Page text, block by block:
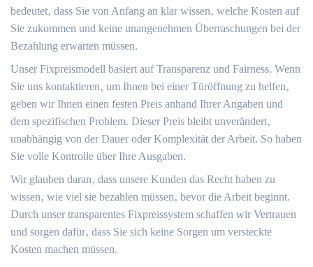
bedeutet‚ dass Sie von Anfang an klar wissen‚ welche Kosten auf
Sie zukommen und keine unangenehmen Überraschungen bei der
Bezahlung erwarten müssen.​
Unser Fixpreismodell basiert auf Transparenz und Fairness. Wenn
Sie uns kontaktieren‚ um Ihnen bei einer Türöffnung zu helfen‚
geben wir Ihnen einen festen Preis anhand Ihrer Angaben und
dem spezifischen Problem.​ Dieser Preis bleibt unverändert‚
unabhängig von der Dauer oder Komplexität der Arbeit. So haben
Sie volle Kontrolle über Ihre Ausgaben.​
Wir glauben daran‚ dass unsere Kunden das Recht haben zu
wissen‚ wie viel sie bezahlen müssen‚ bevor die Arbeit beginnt.​
Durch unser transparentes Fixpreissystem schaffen wir Vertrauen
und sorgen dafür‚ dass Sie sich keine Sorgen um versteckte
Kosten machen müssen.